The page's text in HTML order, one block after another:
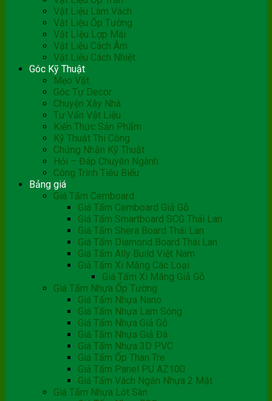
Vật Liệu Làm Vách
Vật Liệu Ốp Tường
Vật LIệu Lợp Mái
Vật Liệu Cách Âm
Vật Liệu Cách Nhiệt
Góc Kỹ Thuật
Mẹo Vặt
Góc Tự Decor
Chuyện Xây Nhà
Tư Vấn Vật Liệu
Kiến Thức Sản Phẩm
Kỹ Thuật Thi Công
Chứng Nhận Kỹ Thuật
Hỏi – Đáp Chuyên Ngành
Công Trình Tiêu Biểu
Bảng giá
Giá Tấm Cemboard
Giá Tấm Cemboard Giả Gỗ
Giá Tấm Smartboard SCG Thái Lan
Giá Tấm Shera Board Thái Lan
Giá Tấm Diamond Board Thái Lan
Giá Tấm Ally Build Việt Nam
Giá Tấm Xi Măng Các Loại
Giá Tấm Xi Măng Giả Gỗ
Giá Tấm Nhựa Ốp Tường
Giá Tấm Nhựa Nano
Giá Tấm Nhựa Lam Sóng
Giá Tấm Nhựa Giả Gỗ
Giá Tấm Nhựa Giả Đá
Giá Tấm Nhựa 3D PVC
Giá Tấm Ốp Than Tre
Giá Tấm Panel PU AZ100
Giá Tấm Vách Ngăn Nhựa 2 Mặt
Giá Tấm Nhựa Lót Sàn